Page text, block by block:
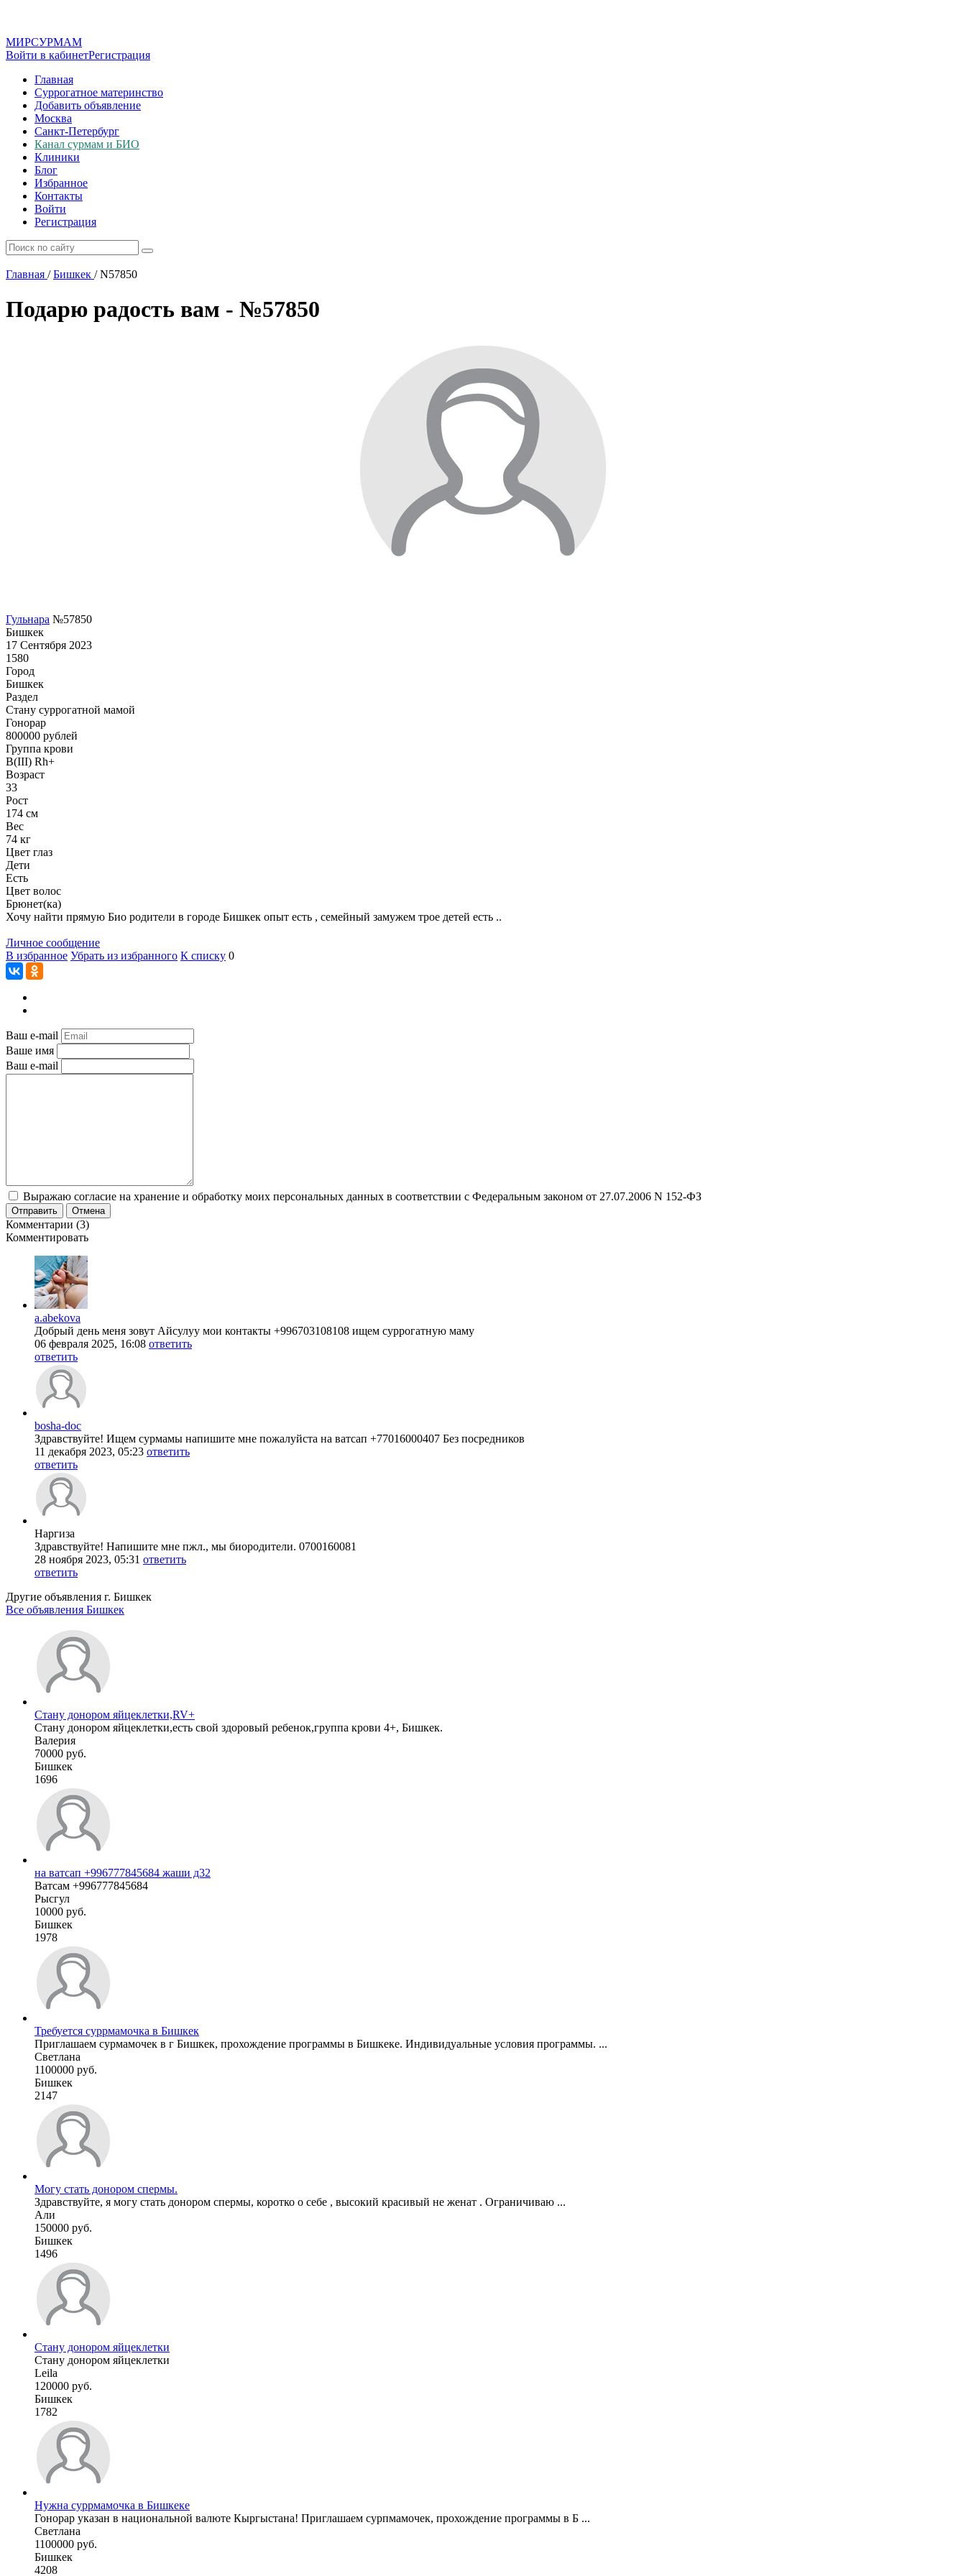
МИРСУРМАМ
Войти в кабинетРегистрация
Главная
Суррогатное материнство
Добавить объявление
Москва
Санкт-Петербург
Канал сурмам и БИО
Клиники
Блог
Избранное
Контакты
Войти
Регистрация
Главная / Бишкек /N57850
Подарю радость вам - №57850
Гульнара №57850
Бишкек
17 Сентября 2023
1580
Город
Бишкек
Раздел
Cтану суррогатной мамой
Гонoрар
800000 рублей
Группа крови
B(III) Rh+
Возраст
33
Рост
174 см
Вес
74 кг
Цвет глаз
Дети
Есть
Цвет волос
Брюнет(ка)
Хочу найти прямую Био родители в городе Бишкек опыт есть , семейный замужем трое детей есть ..
Личное сообщение
В избранное Убрать из избранного К списку 0
Ваш e-mail
Ваше имя
Ваш e-mail
Выражаю согласие на хранение и обработку моих персональных данных в соответствии с Федеральным законом от 27.07.2006 N 152-ФЗ
Отправить Отмена
Комментарии (3)
Комментировать
a.abekova
Добрый день меня зовут Айсулуу мои контакты +996703108108 ищем суррогатную маму
06 февраля 2025, 16:08 ответить
ответить
bosha-doc
Здравствуйте! Ищем сурмамы напишите мне пожалуйста на ватсап +77016000407 Без посредников
11 декабря 2023, 05:23 ответить
ответить
Наргиза
Здравствуйте! Напишите мне пжл., мы биородители. 0700160081
28 ноября 2023, 05:31 ответить
ответить
Другие объявления г. Бишкек
Все объявления Бишкек
Стану донором яйцеклетки,RV+
Стану донором яйцеклетки,есть свой здоровый ребенок,группа крови 4+, Бишкек.
Валерия
70000 руб.
Бишкек
1696
на ватсап +996777845684 жаши д32
Ватсам +996777845684
Рысгул
10000 руб.
Бишкек
1978
Требуется суррмамочка в Бишкек
Приглашаем сурмамочек в г Бишкек, прохождение программы в Бишкеке. Индивидуальные условия программы. ...
Светлана
1100000 руб.
Бишкек
2147
Могу стать донором спермы.
Здравствуйте, я могу стать донором спермы, коротко о себе , высокий красивый не женат . Ограничиваю ...
Али
150000 руб.
Бишкек
1496
Стану донором яйцеклетки
Стану донором яйцеклетки
Leila
120000 руб.
Бишкек
1782
Нужна суррмамочка в Бишкеке
Гонорар указан в национальной валюте Кыргыстана! Приглашаем сурпмамочек, прохождение программы в Б ...
Светлана
1100000 руб.
Бишкек
4208